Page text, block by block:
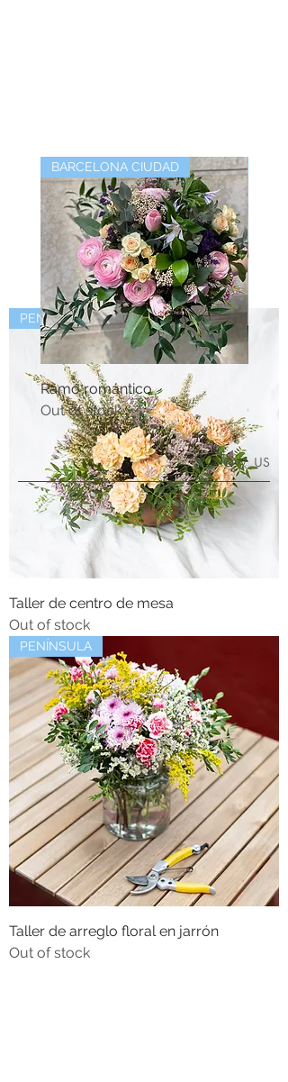
PENÍNSULA
Taller de centro de mesa
Out of stock
PENÍNSULA
Taller de arreglo floral en jarrón
Out of stock
BARCELONA CIUDAD
Ramo romántico
Out of stock
Out of
Follow us